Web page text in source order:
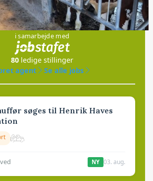
Jobs
i samarbejde med
80 ledige stillinger
agent
Se alle jobs
søges til Henrik Haves
NY 03. aug.